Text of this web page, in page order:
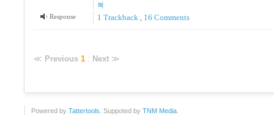
복
Response
1 Trackback , 16 Comments
≪ Previous 1 : Next ≫
Powered by Tattertools . Suppoted by TNM Media